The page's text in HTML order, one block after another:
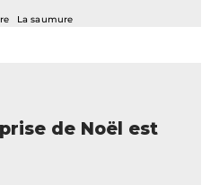
La saumure
de Noël est